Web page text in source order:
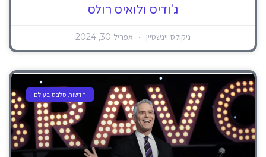
ג'ודיס ולואיס רולס
ניקולס וינשטיין אפריל 30, 2024
חדשות סלבס בעולם